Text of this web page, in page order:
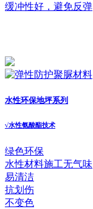
缓冲性好，避免反弹
水性环保地坪系列
√水性氨酸酯技术
绿色环保
水性材料施工无气味
易清洁
抗划伤
不变色